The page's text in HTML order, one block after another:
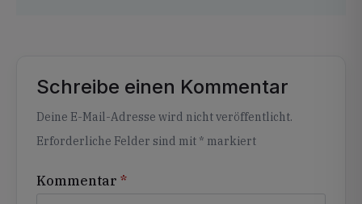
Schreibe einen Kommentar
Deine E-Mail-Adresse wird nicht veröffentlicht.
Erforderliche Felder sind mit * markiert
Kommentar *
Alternative: